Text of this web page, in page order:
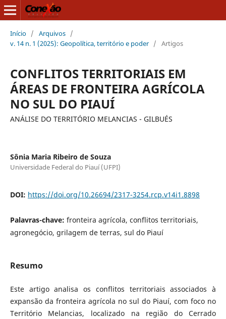
Início / Arquivos /
v. 14 n. 1 (2025): Geopolítica, território e poder / Artigos
CONFLITOS TERRITORIAIS EM
ÁREAS DE FRONTEIRA AGRÍCOLA
NO SUL DO PIAUÍ
ANÁLISE DO TERRITÓRIO MELANCIAS - GILBUÉS
Sônia Maria Ribeiro de Souza
Universidade Federal do Piauí (UFPI)
DOI: https://doi.org/10.26694/2317-3254.rcp.v14i1.8898
Palavras-chave: fronteira agrícola, conflitos territoriais,
agronegócio, grilagem de terras, sul do Piauí
Resumo
Este artigo analisa os conflitos territoriais associados à
expansão da fronteira agrícola no sul do Piauí, com foco no
Território Melancias, localizado na região do Cerrado